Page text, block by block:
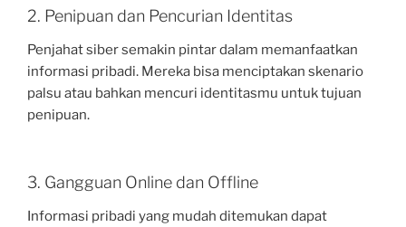
2. Penipuan dan Pencurian Identitas
Penjahat siber semakin pintar dalam memanfaatkan
informasi pribadi. Mereka bisa menciptakan skenario
palsu atau bahkan mencuri identitasmu untuk tujuan
penipuan.
3. Gangguan Online dan Offline
Informasi pribadi yang mudah ditemukan dapat